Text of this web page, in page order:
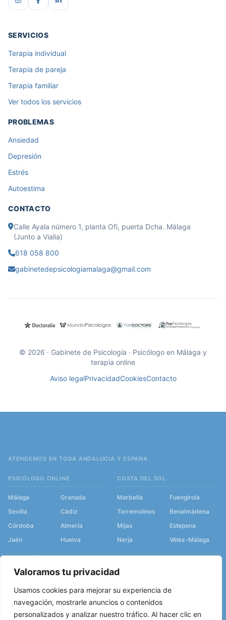
Valoramos tu privacidad
Usamos cookies para mejorar su experiencia de
navegación, mostrarle anuncios o contenidos
personalizados y analizar nuestro tráfico. Al hacer clic en
SERVICIOS
Terapia individual
Terapia de pareja
Terapia familiar
Ver todos los servicios
PROBLEMAS
Ansiedad
Depresión
Estrés
Autoestima
CONTACTO
Calle Ayala número 1, planta Ofi, puerta Dcha. Málaga
(Junto a Vialia)
618 058 800
gabinetedepsicologiamalaga@gmail.com
© 2026 · Gabinete de Psicología · Psicólogo en Málaga y
terapia online
Aviso legalPrivacidadCookiesContacto
ATENDEMOS EN TODA ANDALUCÍA Y ESPAÑA
PSICÓLOGO ONLINE
Málaga
Granada
Sevilla
Cádiz
Córdoba
Almería
Jaén
Huelva
COSTA DEL SOL
Marbella
Fuengirola
Torremolinos
Benalmádena
Mijas
Estepona
Nerja
Vélez-Málaga
Psicólogo en Granada
Psicólogo en Sevilla
Psicólogo en Cádiz
Psicólogo en Málaga
Terapia de pareja en Málaga
Terapia de pareja online